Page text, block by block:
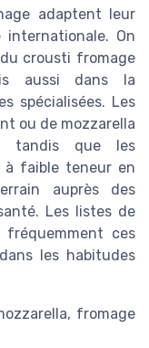
adaptent leur
On
crousti fromage
aussi dans la
spécialisées. Les
ou de mozzarella
tandis que les
à faible teneur en
auprès des
Les listes de
fréquemment ces
les habitudes
fromage